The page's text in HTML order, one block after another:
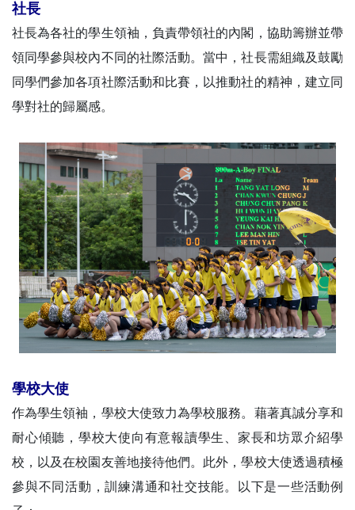
社長
社長為各社的學生領袖，負責帶領社的內閣，協助籌辦並帶
領同學參與校內不同的社際活動。當中，社長需組織及鼓勵
同學們參加各項社際活動和比賽，以推動社的精神，建立同
學對社的歸屬感。
學校大使
作為學生領袖，學校大使致力為學校服務。藉著真誠分享和
耐心傾聽，學校大使向有意報讀學生、家長和坊眾介紹學
校，以及在校園友善地接待他們。此外，學校大使透過積極
參與不同活動，訓練溝通和社交技能。以下是一些活動例